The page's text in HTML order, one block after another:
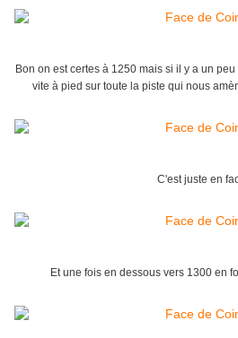
Bon on est certes à 1250 mais si il y a un
vite à pied sur toute la piste qui nous
C'est juste en
Et une fois en dessous vers 1300 en